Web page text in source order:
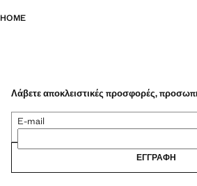
HOME
Λάβετε αποκλειστικές προσφορές,
E-mail
ΕΓΓΡΑΦΉ